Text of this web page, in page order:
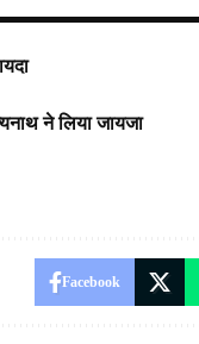
ने लिया जायजा
Facebook